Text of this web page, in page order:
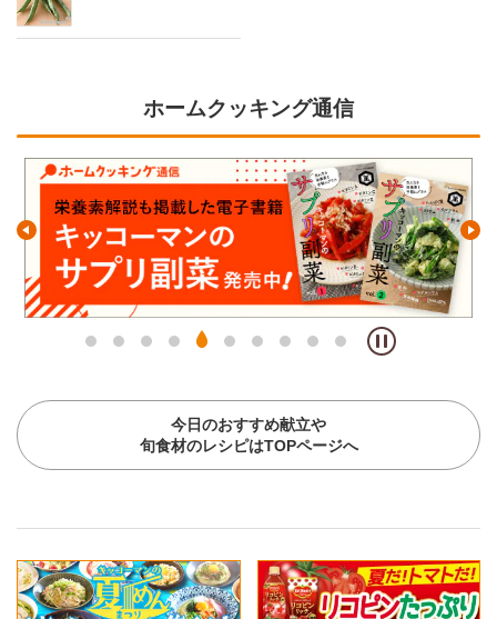
ホームクッキング通信
今日のおすすめ献立や
旬食材のレシピはTOPページへ